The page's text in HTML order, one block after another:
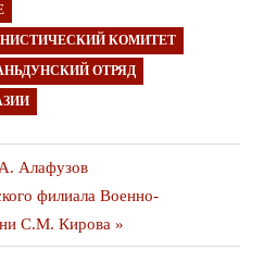
КОМИТЕТ
ОТРЯД
Алафузов
филиала Военно-
С.М. Кирова